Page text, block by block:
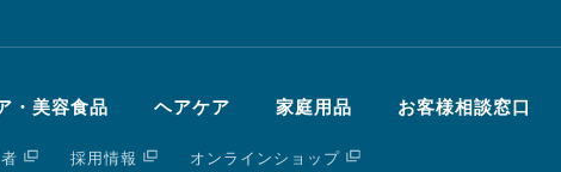
・美容食品 ヘアケア 家庭用品 お客様相談窓口
採用情報 オンラインショップ